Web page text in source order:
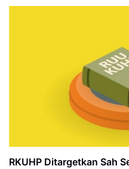
RKUHP Ditargetkan Sah